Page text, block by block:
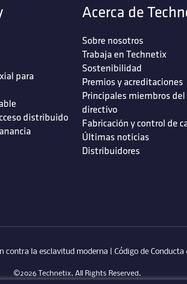
para
distribuido
Acerca de
Sobre nosotros
Trabaja en Technetix
Sostenibilidad
Premios y acreditaciones
Principales miembros
directivo
Fabricación y control de
Últimas noticias
Distribuidores
contra la esclavitud moderna Código de Conducta
©2026 Technetix. All Rights Reserved.